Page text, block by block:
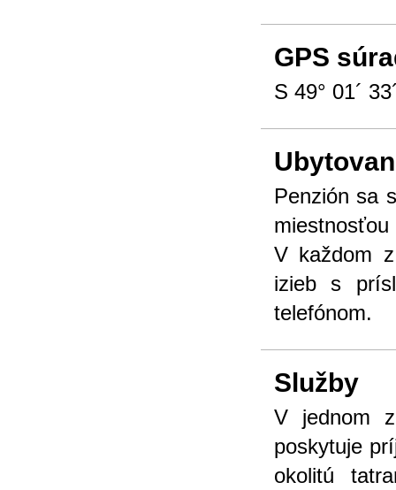
GPS
S 49° 01´
Penzión sa
V každom
izieb s
telefónom.
Služby
V jednom
poskytuje
okolitú